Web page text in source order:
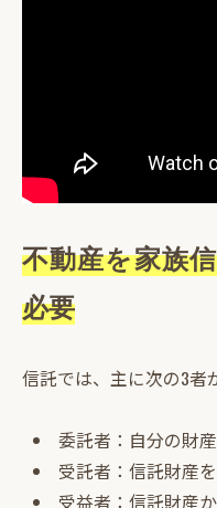
不動産を家族
必要
信託では、主に次の3者
委託者：自分の財
受託者：信託財産
受益者：信託財産